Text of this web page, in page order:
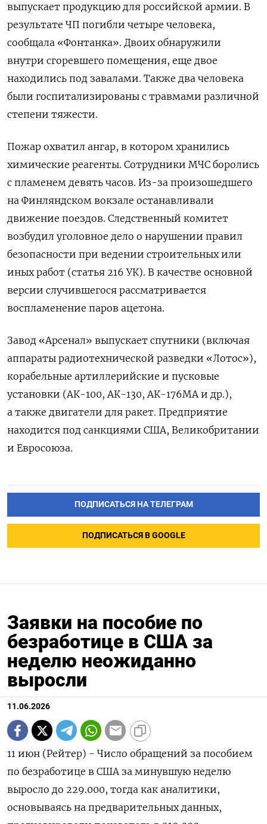
выпускает продукцию для российской армии. В
результате ЧП погибли четыре человека,
сообщала «Фонтанка». Двоих обнаружили
внутри сгоревшего помещения, еще двое
находились под завалами. Также два человека
были госпитализированы с травмами различной
степени тяжести.
Пожар охватил ангар, в котором хранились
химические реагенты. Сотрудники МЧС боролись
с пламенем девять часов. Из-за произошедшего
на Финляндском вокзале останавливали
движение поездов. Следственный комитет
возбудил уголовное дело о нарушении правил
безопасности при ведении строительных или
иных работ (статья 216 УК). В качестве основной
версии случившегося рассматривается
воспламенение паров ацетона.
Завод «Арсенал» выпускает спутники (включая
аппараты радиотехнической разведки «Лотос»),
корабельные артиллерийские и пусковые
установки (АК-100, АК-130, АК-176МА и др.),
а также двигатели для ракет. Предприятие
находится под санкциями США, Великобритании
и Евросоюза.
ПОДПИСАТЬСЯ НА ТЕЛЕГРАМ
ПОДПИСАТЬСЯ В GOOGLE
Заявки на пособие по
безработице в США за
неделю неожиданно
выросли
11.06.2026
11 июн (Рейтер) - Число обращений за пособием
‌по безработице в США за минувшую неделю ​
выросло ​до 229.000, ​тогда ⁠как аналитики,
‌основываясь на ‌предварительных данных,